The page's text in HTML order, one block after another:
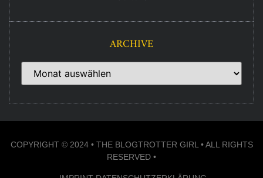
ARCHIVE
COPYRIGHT © 2024 • THE BLOGTROTTER GIRL • ALL RIGHTS
RESERVED •